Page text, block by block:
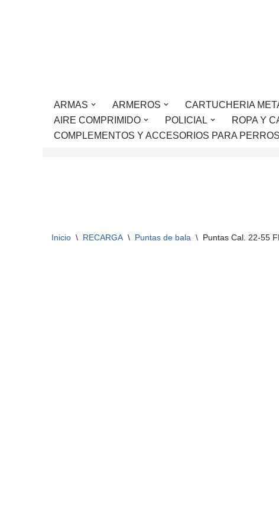
ARMAS ARMEROS CARTUCHERIA
AIRE COMPRIMIDO
POLICIAL ROPA Y
COMPLEMENTOS Y ACCESORIOS PARA PERROS
Inicio \ RECARGA \ Puntas de bala \ Puntas Cal. 22-55